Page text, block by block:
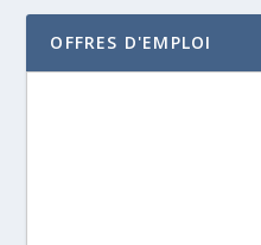
OFFRES D'EMPLOI